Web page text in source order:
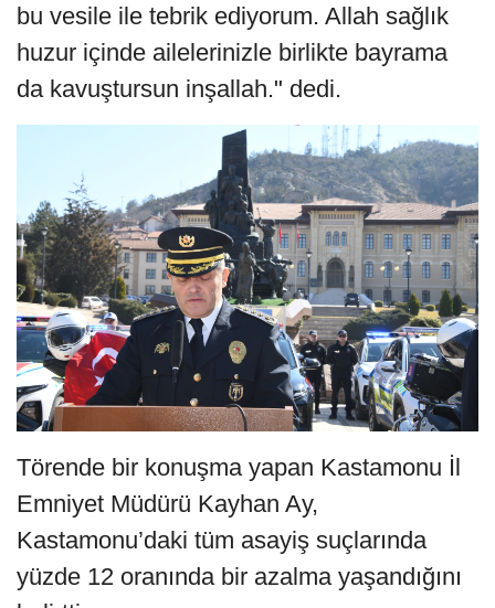
bu vesile ile tebrik ediyorum. Allah sağlık
huzur içinde ailelerinizle birlikte bayrama
da kavuştursun inşallah." dedi.
Törende bir konuşma yapan Kastamonu İl
Emniyet Müdürü Kayhan Ay,
Kastamonu’daki tüm asayiş suçlarında
yüzde 12 oranında bir azalma yaşandığını